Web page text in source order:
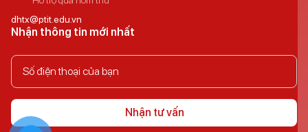
dhtx@ptit.edu.vn
Nhận thông tin mới nhất
Nhận tư vấn